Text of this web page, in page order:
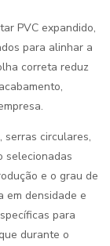
PVC expandido,
para alinhar a
correta reduz
serras circulares,
selecionadas
e o grau de
em densidade e
para
durante o